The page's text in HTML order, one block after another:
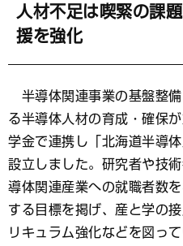
人材不足は喫緊の課
援を強化
半導体関連事業の基盤整備
る半導体人材の育成・確保
学金で連携し「北海道半導
設立しました。研究者や技
導体関連産業への就職者数
する目標を掲げ、産と学の
リキュラム強化などを図って